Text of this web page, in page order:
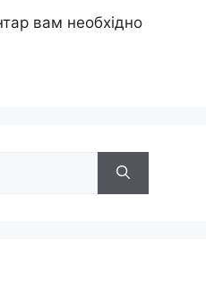
вам необхідно